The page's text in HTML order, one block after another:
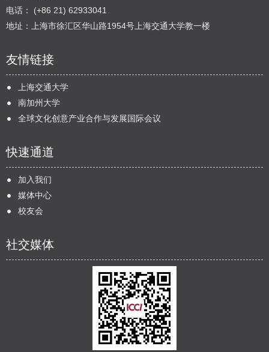
电话： (+86 21) 62933041
地址：上海市徐汇区华山路1954号上海交通大学教一楼
友情链接
上海交通大学
南加州大学
全球文化创意产业合作与发展国际会议
快速通道
加入我们
媒体中心
校友会
社交媒体